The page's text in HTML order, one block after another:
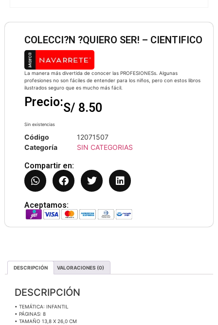
COLECCI?N ?QUIERO SER! – CIENTIFICO
La manera más divertida de conocer las PROFESIONESs. Algunas
profesiones no son fáciles de entender para los niños, pero con estos libros
ilustrados seguro que es mucho más fácil.
Precio:S/ 8.50
Sin existencias
Código
12071507
Categoría
SIN CATEGORIAS
Compartir en:
Aceptamos:
DESCRIPCIÓN VALORACIONES (0)
DESCRIPCIÓN
• TEMÁTICA: INFANTIL
• PÁGINAS: 8
• TAMAÑO 13,8 X 26,0 CM